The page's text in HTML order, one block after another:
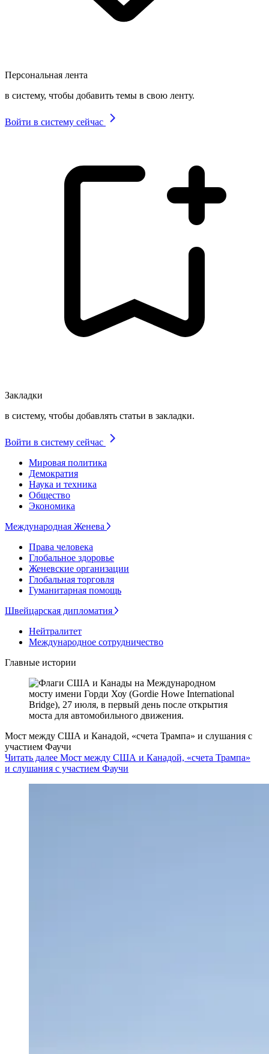
Персональная лента
в систему, чтобы добавить темы в свою ленту.
Войти в систему сейчас
Закладки
в систему, чтобы добавлять статьи в закладки.
Войти в систему сейчас
Мировая политика
Демократия
Наука и техника
Общество
Экономика
Международная Женева
Права человека
Глобальное здоровье
Женевские организации
Глобальная торговля
Гуманитарная помощь
Швейцарская дипломатия
Нейтралитет
Международное сотрудничество
Главные истории
Мост между США и Канадой, «счета Трампа» и слушания с
участием Фаучи
Читать далее Мост между США и Канадой, «счета Трампа»
и слушания с участием Фаучи